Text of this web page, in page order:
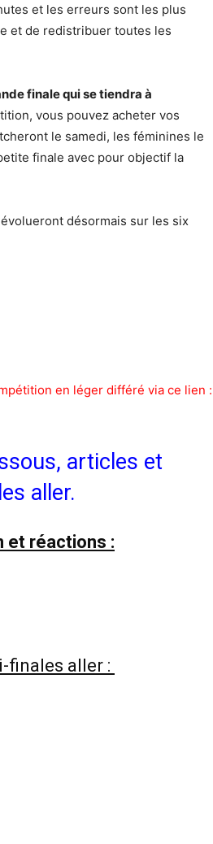
et les erreurs sont les plus
et de redistribuer toutes les
finale qui se tiendra à
vous pouvez acheter vos
le samedi, les féminines le
finale avec pour objectif la
désormais sur les six
en léger différé via ce lien :
articles et
aller.
et réactions :
finales aller :